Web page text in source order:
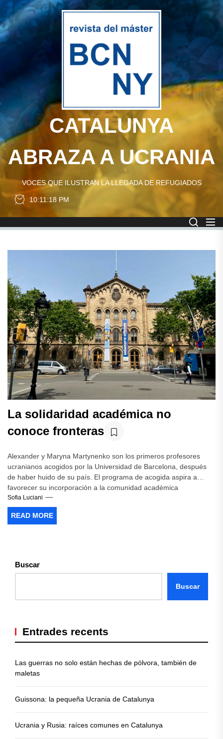
Skip
to
the
content
A
CATALUNYA
ABRAZA A UCRANIA
VOCES QUE ILUSTRAN LA LLEGADA DE REFUGIADOS
10:11:18 PM
La solidaridad académica no
conoce fronteras
Alexander y Maryna Martynenko son los primeros profesores
ucranianos acogidos por la Universidad de Barcelona, después
de haber huido de su país. El programa de acogida aspira a
favorecer su incorporación a la comunidad académica
Sofia Luciani
READ MORE
Buscar
Buscar
Entrades recents
Las guerras no solo están hechas de pólvora, también de
maletas
Guissona: la pequeña Ucrania de Catalunya
Ucrania y Rusia: raíces comunes en Catalunya